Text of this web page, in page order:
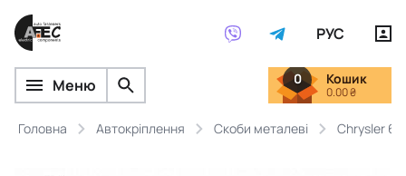
РУС
Меню 0 Кошик
0.00 ₴
Головна Автокріплення Скоби металеві Chrysler